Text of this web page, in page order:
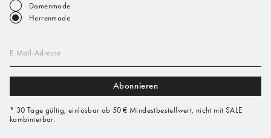
Damenmode
Herrenmode
E-Mail-Adresse
Abonnieren
* 30 Tage gültig, einlösbar ab 50 € Mindestbestellwert, nicht mit SALE
kombinierbar.